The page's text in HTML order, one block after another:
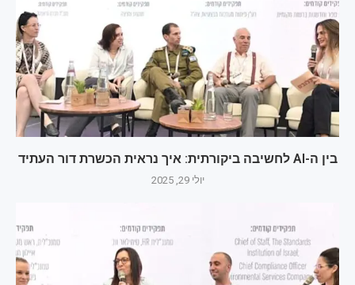
בין ה-AI לחשיבה ביקורתית: איך נראית הכשרת דור העתיד
יולי 29, 2025